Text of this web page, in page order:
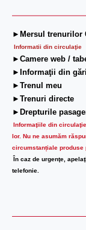
►Mersul trenurilor
Informatii din circulaţie
►Camere web /
►Informaţii din gări
►Trenul meu
►Trenuri directe
►Drepturile
Informaţiile din
lor. Nu ne asumăm
circumstanțiale produse
În caz de urgenţe,
telefonie.